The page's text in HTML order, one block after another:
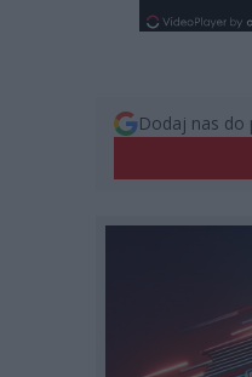
Dodaj nas do